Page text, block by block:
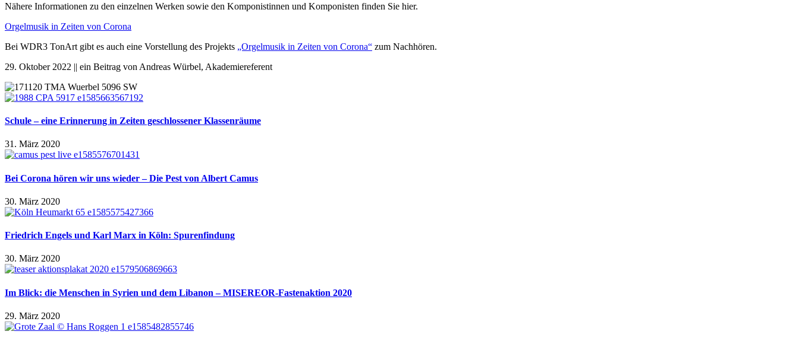
Nähere Informationen zu den einzelnen Werken sowie den Komponistinnen und Komponisten finden Sie hier.
Orgelmusik in Zeiten von Corona
Bei WDR3 TonArt gibt es auch eine Vorstellung des Projekts „Orgelmusik in Zeiten von Corona“ zum Nachhören.
29. Oktober 2022 || ein Beitrag von Andreas Würbel, Akademiereferent
Schule – eine Erinnerung in Zeiten geschlossener Klassenräume
31. März 2020
Bei Corona hören wir uns wieder – Die Pest von Albert Camus
30. März 2020
Friedrich Engels und Karl Marx in Köln: Spurenfindung
30. März 2020
Im Blick: die Menschen in Syrien und dem Libanon – MISEREOR-Fastenaktion 2020
29. März 2020